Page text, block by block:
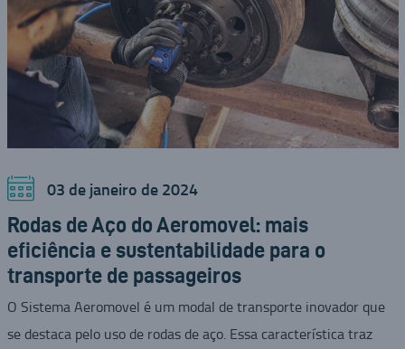
03 de janeiro de 2024
Rodas de Aço do Aeromovel: mais
eficiência e sustentabilidade para o
transporte de passageiros
O Sistema Aeromovel é um modal de transporte inovador que
se destaca pelo uso de rodas de aço. Essa característica traz